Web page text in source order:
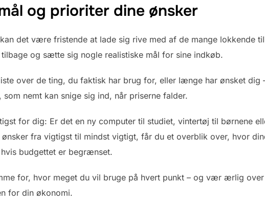
og prioriter dine ønsker
det være fristende at lade sig rive med af de mange lokkende
og sætte sig nogle realistiske mål for sine indkøb.
over de ting, du faktisk har brug for, eller længe har ønsket dig
som nemt kan snige sig ind, når priserne falder.
for dig: Er det en ny computer til studiet, vintertøj til børnene
ønsker fra vigtigst til mindst vigtigt, får du et overblik over, hvor
budgettet er begrænset.
for, hvor meget du vil bruge på hvert punkt – og vær ærlig
for din økonomi.